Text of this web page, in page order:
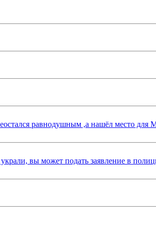
равнодушным ,а нашёл место
вы может подать заявление в